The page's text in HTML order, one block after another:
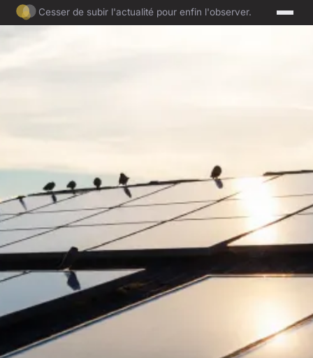
Cesser de subir l'actualité pour enfin l'observer.